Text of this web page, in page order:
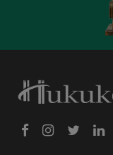
Tüketici